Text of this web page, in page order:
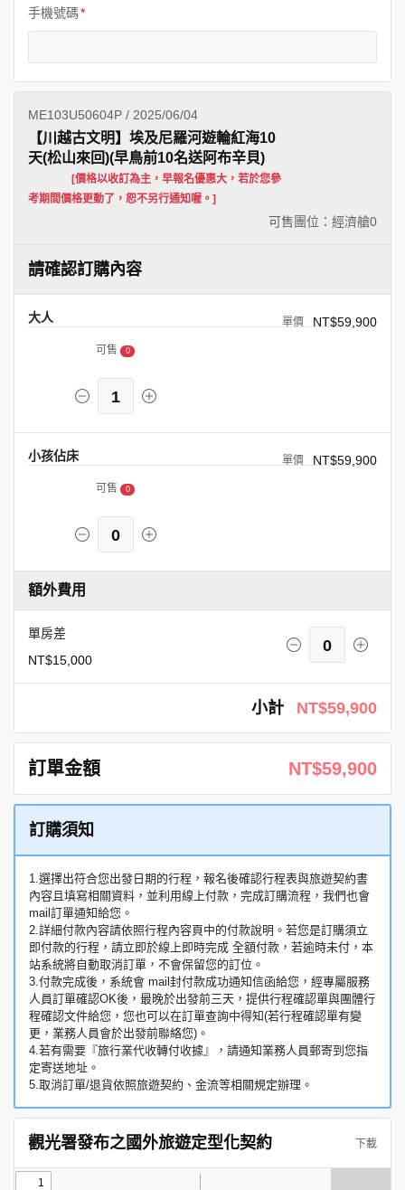
手機號碼
ME103U50604P / 2025/06/04
可售團位：經濟艙0
【川越古文明】埃及尼羅河遊輪紅海10
天(松山來回)(早鳥前10名送阿布辛貝)
[價格以收訂為主，早報名優惠大，若於您參
考期間價格更動了，恕不另行通知喔。]
請確認訂購內容
大人 NT$59,900
可售 0
1
小孩佔床 NT$59,900
可售 0
0
額外費用
單房差
NT$15,000
0
小計 NT$59,900
訂單金額 NT$59,900
訂購須知
1.選擇出符合您出發日期的行程，報名後確認行程表與旅遊契約書
內容且填寫相關資料，並利用線上付款，完成訂購流程，我們也會
mail訂單通知給您。
2.詳細付款內容請依照行程內容頁中的付款說明。若您是訂購須立
即付款的行程，請立即於線上即時完成 全額付款，若逾時未付，本
站系統將自動取消訂單，不會保留您的訂位。
3.付款完成後，系統會 mail封付款成功通知信函給您，經專屬服務
人員訂單確認OK後，最晚於出發前三天，提供行程確認單與團體行
程確認文件給您，您也可以在訂單查詢中得知(若行程確認單有變
更，業務人員會於出發前聯絡您)。
4.若有需要『旅行業代收轉付收據』，請通知業務人員郵寄到您指
定寄送地址。
5.取消訂單/退貨依照旅遊契約、金流等相關規定辦理。
觀光署發布之國外旅遊定型化契約 下載